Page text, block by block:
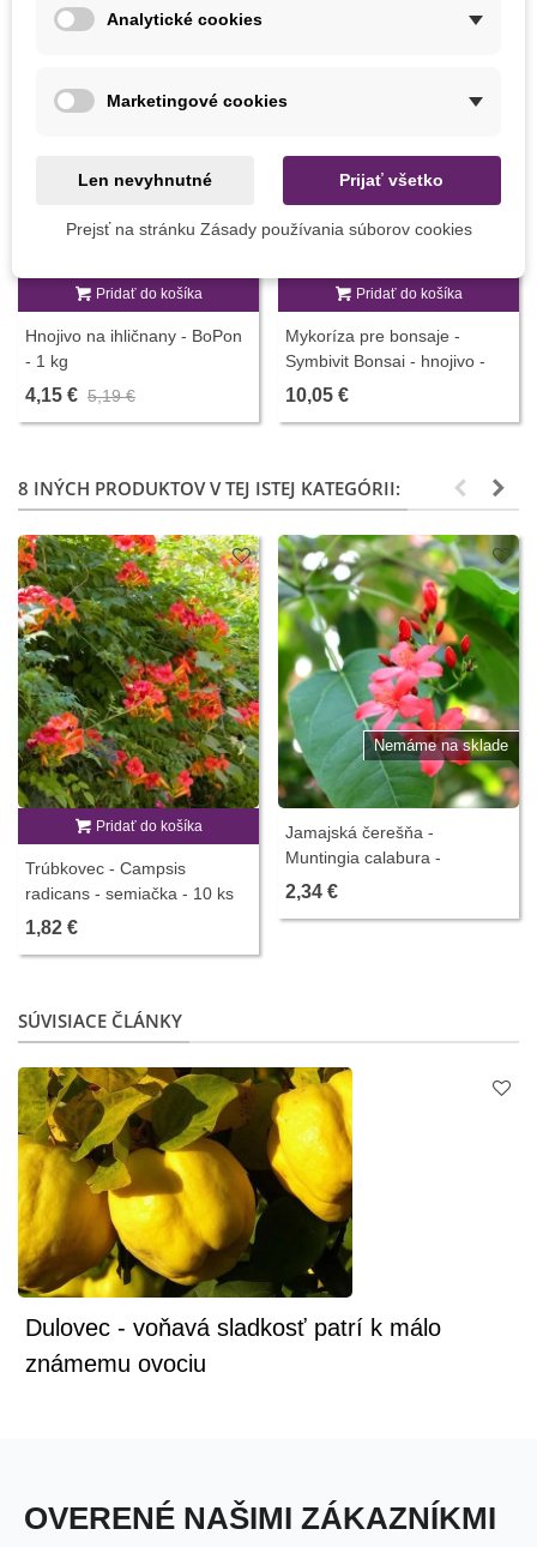
Pridať do košíka
Hnojivo na ihličnany - BoPon
- 1 kg
4,15 € 5,19 €
Pridať do košíka
Mykoríza pre bonsaje -
Symbivit Bonsai - hnojivo -
150 g
10,05 €
8 INÝCH PRODUKTOV V TEJ ISTEJ KATEGÓRII:
Pridať do košíka
Trúbkovec - Campsis
radicans - semiačka - 10 ks
1,82 €
Nemáme na sklade
Jamajská čerešňa -
Muntingia calabura -
semiačka - 6 ks
2,34 €
SÚVISIACE ČLÁNKY
Dulovec - voňavá sladkosť patrí k málo
známemu ovociu
OVERENÉ NAŠIMI ZÁKAZNÍKMI
Analytické cookies
Marketingové cookies
Len nevyhnutné Prijať všetko
Prejsť na stránku Zásady používania súborov cookies